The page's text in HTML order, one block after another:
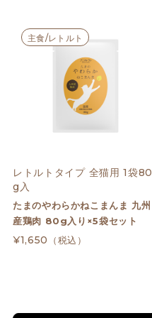
主食/レトルト
レトルトタイプ 全猫用 1袋80
g入
たまのやわらかねこまんま 九州
産鶏肉 80g入り×5袋セット
¥1,650 （税込）